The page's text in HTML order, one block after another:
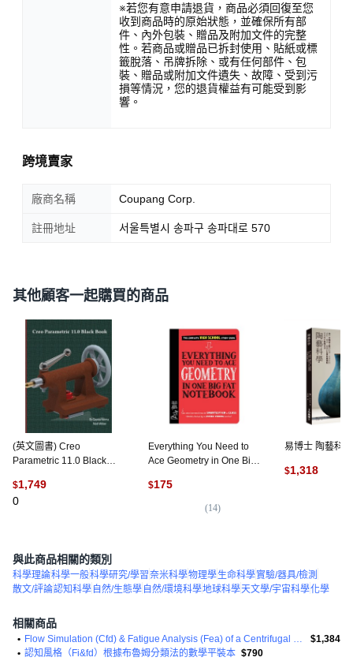
※若您有意申請退貨，商品必須回復至您
收到商品時的原始狀態，並確保所有部
件、內外包裝、贈品及附加文件的完整
性。若商品或贈品已拆封使用、貼紙或標
籤脫落、吊牌拆除、或有任何部件、包
裝、贈品或附加文件遺失、故障、受到污
損等情況，您的退貨權益有可能受到影
響。
跨境賣家
廠商名稱 Coupang Corp.
註冊地址 서울특별시 송파구 송파대로 570
其他顧客一起購買的商品
(英文圖書) Creo
Parametric 11.0 Black
Works, 英文
$1,749
0
Everything You Need to
Ace Geometry in One Big
WorkmanPublishing
$175
(14)
易博士 陶藝科學
$1,318
與此商品相關的類別
科學理論科學一般科學研究/學習奈米科學物理學生命科學實驗/器具/檢測
散文/評論認知科學 自然/生態學 自然/環境科學地球科學天文學/宇宙科學化學
相關商品
• Flow Simulation (Cfd) & Fatigue Analysis (Fea) of a Centrifugal Pump 平裝版
$1,384
• 認知風格（Fi&fd）根據布魯姆分類法的數學平裝本 $790